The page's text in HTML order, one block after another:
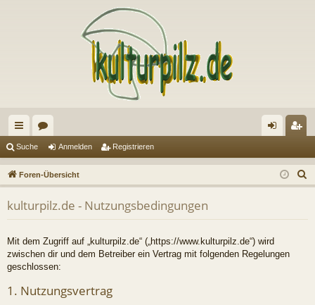
ch
ne
llz
ug
en m
el
ist
rie
Suche Anmelden Registrieren
Foren-Übersicht
u
kulturpilz.de - Nutzungsbedingungen
Mit dem Zugriff auf „kulturpilz.de“ („https://www.kulturpilz.de“) wird
zwischen dir und dem Betreiber ein Vertrag mit folgenden Regelungen
geschlossen:
1. Nutzungsvertrag